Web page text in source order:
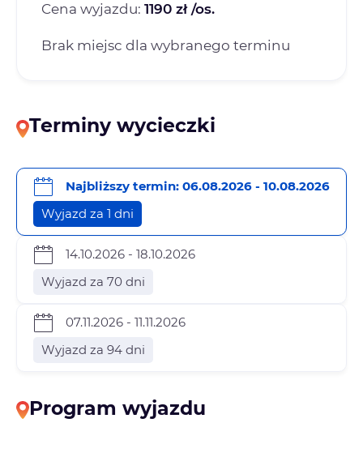
Cena wyjazdu: 1190 zł /os.
Brak miejsc dla wybranego terminu
Terminy wycieczki
Najbliższy termin: 06.08.2026 - 10.08.2026
Wyjazd za 1 dni
14.10.2026 - 18.10.2026
Wyjazd za 70 dni
07.11.2026 - 11.11.2026
Wyjazd za 94 dni
Program wyjazdu